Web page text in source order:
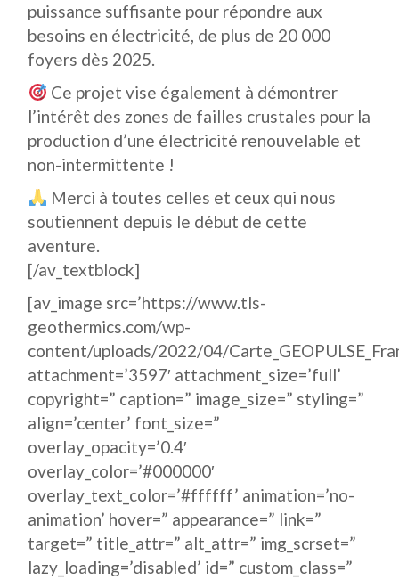
puissance suffisante pour répondre aux
besoins en électricité, de plus de 20 000
foyers dès 2025.
Ce projet vise également à démontrer
l’intérêt des zones de failles crustales pour la
production d’une électricité renouvelable et
non-intermittente !
Merci à toutes celles et ceux qui nous
soutiennent depuis le début de cette
aventure.
[/av_textblock]
[av_image src=’https://www.tls-
geothermics.com/wp-
content/uploads/2022/04/
attachment=’3597′ attachment_size=’full’
copyright=” caption=” image_size=” styling=”
align=’center’ font_size=”
overlay_opacity=’0.4′
overlay_color=’#000000′
overlay_text_color=’#ffffff’ animation=’no-
animation’ hover=” appearance=” link=”
target=” title_attr=” alt_attr=” img_scrset=”
lazy_loading=’disabled’ id=” custom_class=”